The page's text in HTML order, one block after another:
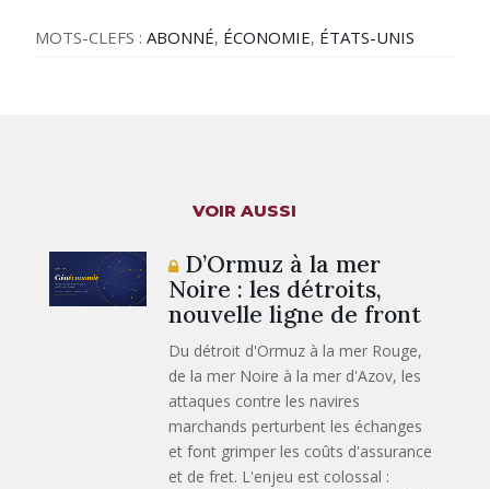
MOTS-CLEFS :ABONNÉ, ÉCONOMIE, ÉTATS-UNIS
VOIR AUSSI
D’Ormuz à la mer
Noire : les détroits,
nouvelle ligne de front
Du détroit d'Ormuz à la mer Rouge,
de la mer Noire à la mer d'Azov, les
attaques contre les navires
marchands perturbent les échanges
et font grimper les coûts d'assurance
et de fret. L'enjeu est colossal :